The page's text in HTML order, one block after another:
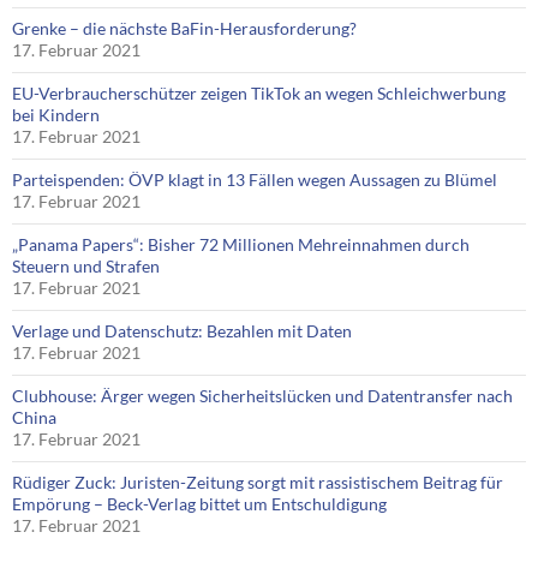
Grenke – die nächste BaFin-Herausforderung?
17. Februar 2021
EU-Verbraucherschützer zeigen TikTok an wegen Schleichwerbung
bei Kindern
17. Februar 2021
Parteispenden: ÖVP klagt in 13 Fällen wegen Aussagen zu Blümel
17. Februar 2021
„Panama Papers“: Bisher 72 Millionen Mehreinnahmen durch
Steuern und Strafen
17. Februar 2021
Verlage und Datenschutz: Bezahlen mit Daten
17. Februar 2021
Clubhouse: Ärger wegen Sicherheitslücken und Datentransfer nach
China
17. Februar 2021
Rüdiger Zuck: Juristen-Zeitung sorgt mit rassistischem Beitrag für
Empörung – Beck-Verlag bittet um Entschuldigung
17. Februar 2021